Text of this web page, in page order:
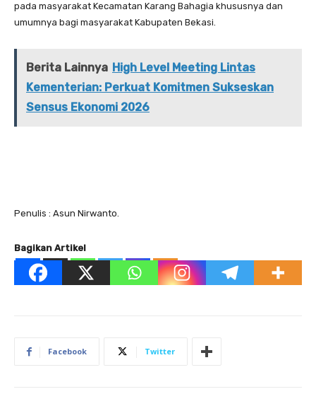
pada masyarakat Kecamatan Karang Bahagia khususnya dan
umumnya bagi masyarakat Kabupaten Bekasi.
Berita Lainnya High Level Meeting Lintas
Kementerian: Perkuat Komitmen Sukseskan
Sensus Ekonomi 2026
Penulis : Asun Nirwanto.
Bagikan Artikel
Facebook Twitter